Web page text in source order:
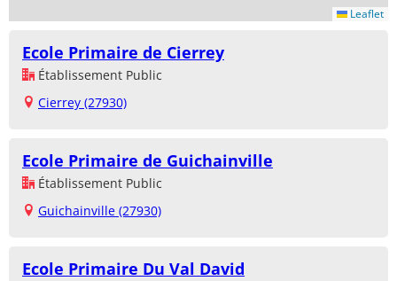
Leaflet
Ecole Primaire de Cierrey
Établissement Public
Cierrey (27930)
Ecole Primaire de Guichainville
Établissement Public
Guichainville (27930)
Ecole Primaire Du Val David